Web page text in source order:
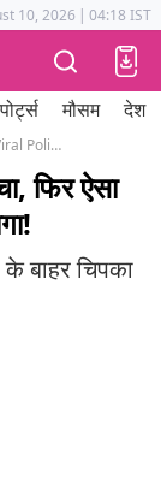
Tak Astrotak
10, 2026 | 04:18 IST
मौसम देश
Karisma Meri Hai threat Letter Viral Police Complaint Family Denies
फिर ऐसा
बाहर चिपका